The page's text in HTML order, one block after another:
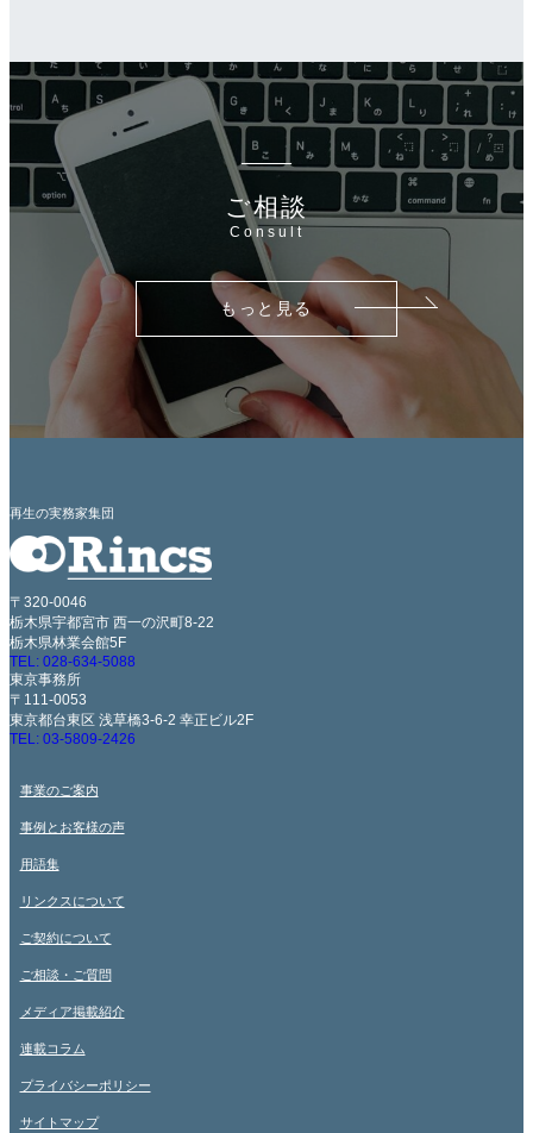
ご相談
Consult
もっと見る
再生の実務家集団
〒320-0046
栃木県宇都宮市 西一の沢町8-22
栃木県林業会館5F
TEL: 028-634-5088
東京事務所
〒111-0053
東京都台東区 浅草橋3-6-2 幸正ビル2F
TEL: 03-5809-2426
事業のご案内
事例とお客様の声
用語集
リンクスについて
ご契約について
ご相談・ご質問
メディア掲載紹介
連載コラム
プライバシーポリシー
サイトマップ